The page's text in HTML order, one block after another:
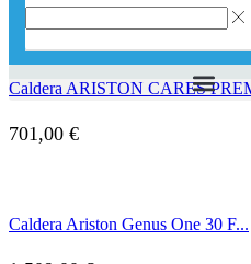
Caldera ARISTON CARES
701,00 €
Caldera Ariston Genus One 30 F...